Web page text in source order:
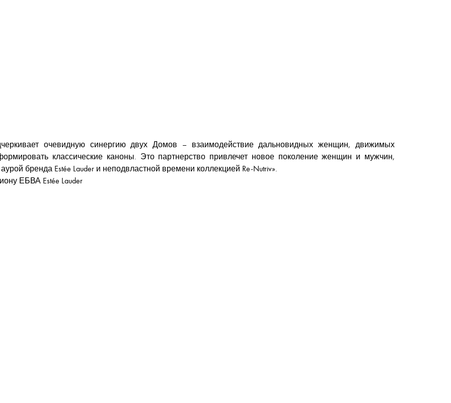
очевидную синергию двух Домов – взаимодействие дальновидных женщин, движимых
классические каноны. Это партнерство привлечет новое поколение женщин и мужчин,
бренда Estée Lauder и неподвластной времени коллекцией Re-Nutriv».
ЕБВА Estée Lauder